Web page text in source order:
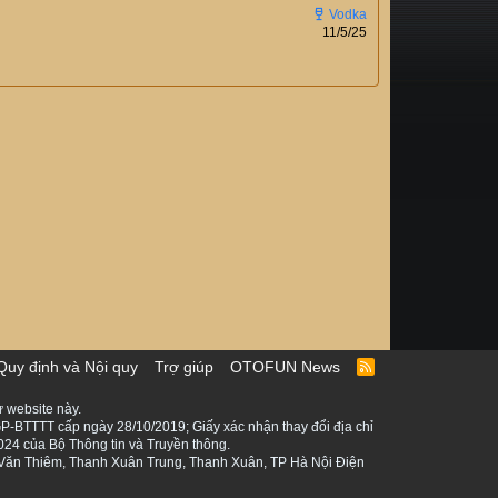
11/5/25
định và Nội quy Trợ giúp OTOFUN News
R
website này.
BTTTT cấp ngày 28/10/2019; Giấy xác nhận thay đổi địa chỉ
của Bộ Thông tin và Truyền thông.
Thiêm, Thanh Xuân Trung, Thanh Xuân, TP Hà Nội Điện